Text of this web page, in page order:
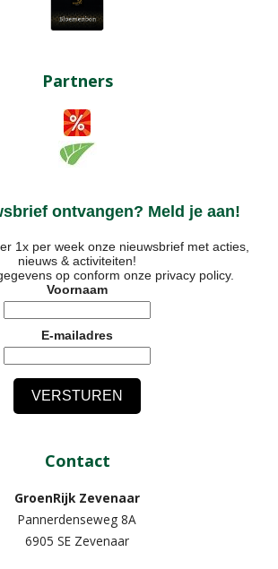
Partners
ontvangen? Meld je aan!
1x per week onze nieuwsbrief met acties,
nieuws & activiteiten!
op conform onze privacy policy.
Voornaam
E-mailadres
Contact
GroenRijk Zevenaar​
Pannerdenseweg 8A
6905 SE Zevenaar